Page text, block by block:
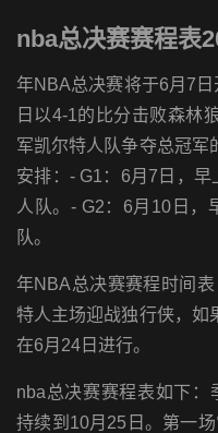
nba总决赛赛程表
年NBA总决赛将于6月7
日以4-1的比分击败森林
军凯尔特人队争夺总冠军
安排：- G1：6月7日，
人队。- G2：6月10日，
队。
年NBA总决赛赛程时间
特人主场迎战独行侠，如
在6月24日进行。
nba总决赛赛程表如下：
持续到10月25日。第一